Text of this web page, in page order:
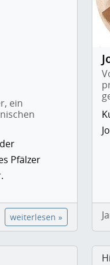
ein
Pfälzer
weiterlesen »